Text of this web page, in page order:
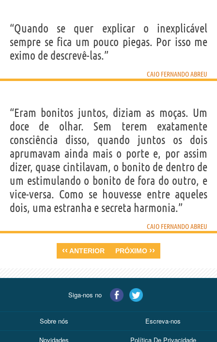
“Quando se quer explicar o inexplicável
sempre se fica um pouco piegas. Por isso me
eximo de descrevê-las.”
CAIO FERNANDO ABREU
“Eram bonitos juntos, diziam as moças. Um
doce de olhar. Sem terem exatamente
consciência disso, quando juntos os dois
aprumavam ainda mais o porte e, por assim
dizer, quase cintilavam, o bonito de dentro de
um estimulando o bonito de fora do outro, e
vice-versa. Como se houvesse entre aqueles
dois, uma estranha e secreta harmonia.”
CAIO FERNANDO ABREU
‹‹ ANTERIOR PRÓXIMO ››
Siga-nos no
Sobre nós Escreva-nos
Novidades Política De Privacidade